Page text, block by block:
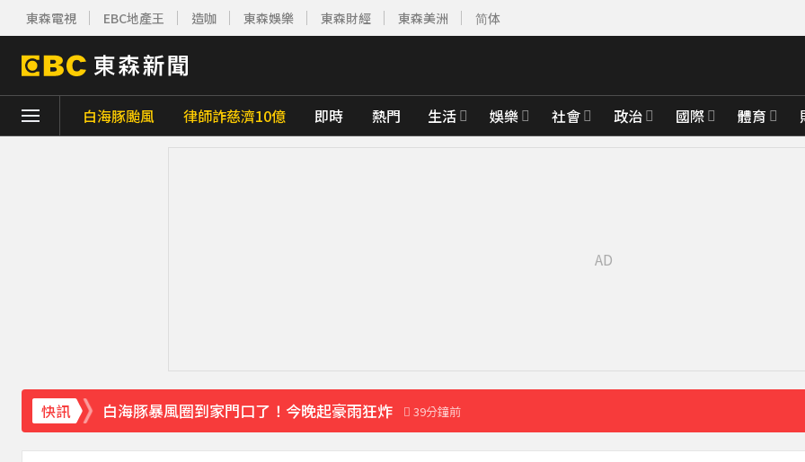
東森電視 EBC地產王 造咖 東森娛樂 東森財經 東森美洲 简体
白海豚颱風 律師詐慈濟10億 即時 熱門 生活 娛樂 社會 政治 國際 體育
快訊 白海豚暴風圈到家門口了！今晚起豪雨狂炸 39分鐘前
《理財達人秀》X 安聯投信免費講座報名中！搶先卡位 2027